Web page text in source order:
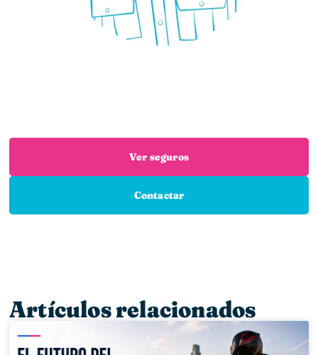
¿Necesitas un seguro?
Ver seguros
Contactar
Artículos relacionados